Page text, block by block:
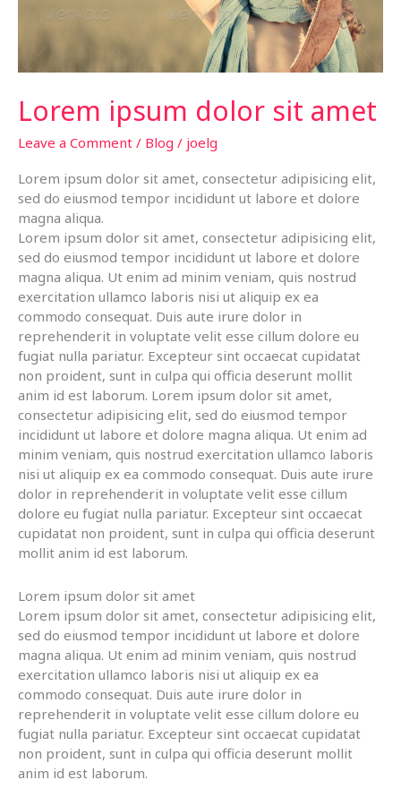
Lorem ipsum dolor sit amet
Leave a Comment / Blog / joelg
Lorem ipsum dolor sit amet, consectetur adipisicing elit,
sed do eiusmod tempor incididunt ut labore et dolore
magna aliqua.
Lorem ipsum dolor sit amet, consectetur adipisicing elit,
sed do eiusmod tempor incididunt ut labore et dolore
magna aliqua. Ut enim ad minim veniam, quis nostrud
exercitation ullamco laboris nisi ut aliquip ex ea
commodo consequat. Duis aute irure dolor in
reprehenderit in voluptate velit esse cillum dolore eu
fugiat nulla pariatur. Excepteur sint occaecat cupidatat
non proident, sunt in culpa qui officia deserunt mollit
anim id est laborum. Lorem ipsum dolor sit amet,
consectetur adipisicing elit, sed do eiusmod tempor
incididunt ut labore et dolore magna aliqua. Ut enim ad
minim veniam, quis nostrud exercitation ullamco laboris
nisi ut aliquip ex ea commodo consequat. Duis aute irure
dolor in reprehenderit in voluptate velit esse cillum
dolore eu fugiat nulla pariatur. Excepteur sint occaecat
cupidatat non proident, sunt in culpa qui officia deserunt
mollit anim id est laborum.
Lorem ipsum dolor sit amet
Lorem ipsum dolor sit amet, consectetur adipisicing elit,
sed do eiusmod tempor incididunt ut labore et dolore
magna aliqua. Ut enim ad minim veniam, quis nostrud
exercitation ullamco laboris nisi ut aliquip ex ea
commodo consequat. Duis aute irure dolor in
reprehenderit in voluptate velit esse cillum dolore eu
fugiat nulla pariatur. Excepteur sint occaecat cupidatat
non proident, sunt in culpa qui officia deserunt mollit
anim id est laborum.